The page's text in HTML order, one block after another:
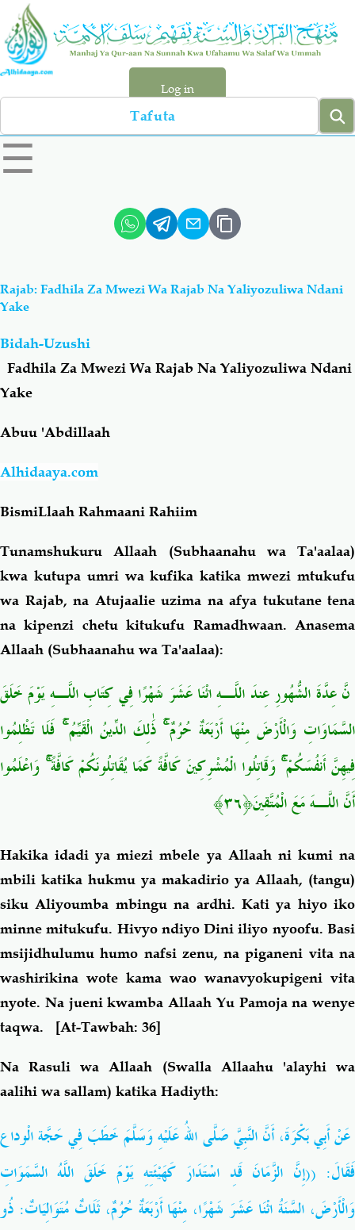
Skip
main
content
Log in
Search
left
sidebar
☰
Hadiyth
Aqiydah
Shirki & Kufru
Salaf Wa Ummah
Familia-Jamii Maswali-Majibu
Chemsha Bongo Vitabu
Mapishi
Rajab: Fadhila Za Mwezi Wa Rajab Na Yaliyozuliwa Ndani
Yake
Bidah-Uzushi
Fadhila Za Mwezi Wa Rajab Na Yaliyozuliwa Ndani
Yake
Abuu 'Abdillaah
Alhidaaya.com
BismiLlaah Rahmaani Rahiim
Tunamshukuru Allaah (Subhaanahu wa Ta'aalaa)
kwa kutupa umri wa kufika katika mwezi mtukufu
wa Rajab, na Atujaalie uzima na afya tukutane tena
na kipenzi chetu kitukufu Ramadhwaan.Anasema
Allaah (Subhaanahu wa Ta'aalaa):
نَّ عِدَّةَ الشُّهُورِ عِندَ اللَّـهِ اثْنَا عَشَرَ شَهْرًا فِي كِتَابِ اللَّـهِ يَوْمَ خَلَقَ
السَّمَاوَاتِ وَالْأَرْضَ مِنْهَا أَرْبَعَةٌ حُرُمٌ ۚ ذَٰلِكَ الدِّينُ الْقَيِّمُ ۚ فَلَا تَظْلِمُوا
فِيهِنَّ أَنفُسَكُمْ ۚ وَقَاتِلُوا الْمُشْرِكِينَ كَافَّةً كَمَا يُقَاتِلُونَكُمْ كَافَّةً ۚ وَاعْلَمُوا
أَنَّ اللَّـهَ مَعَ الْمُتَّقِينَ﴿٣٦﴾
Hakika idadi ya miezi mbele ya Allaah ni kumi na
mbili katika hukmu ya makadirio ya Allaah, (tangu)
siku Aliyoumba mbingu na ardhi. Kati ya hiyo iko
minne mitukufu. Hivyo ndiyo Dini iliyo nyoofu. Basi
msijidhulumu humo nafsi zenu, na piganeni vita na
washirikina wote kama wao wanavyokupigeni vita
nyote. Na jueni kwamba Allaah Yu Pamoja na wenye
taqwa. [At-Tawbah: 36]
Na Rasuli wa Allaah (Swalla Allaahu 'alayhi wa
aalihi wa sallam) katika Hadiyth:
عَنْ أَبِي بَكْرَةَ، أَنَّ النَّبِيَّ صَلَّى اللهُ عَلَيْهِ وَسَلَّمَ خَطَبَ فِي حَجَّة الْوداع
فَقَالَ: ((إِنَّ الزَّمَانَ قَدِ اسْتَدَارَ كَهَيْئَتِهِ يَوْمَ خَلَقَ اللَّهُ السَّمَوَاتِ
وَالْأَرْضَ، السَّنَةُ اثْنَا عَشَرَ شَهْرًا، مِنْهَا أَرْبَعَةٌ حُرُمٌ، ثَلَاثٌ مُتَوَالِيَاتٌ: ذُو